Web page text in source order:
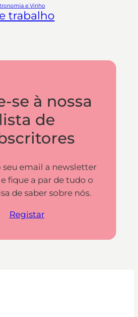
e Vinho
trabalho
se à nossa
lista de
seu email a newsletter
fique a par de tudo o
de saber sobre nós.
Registar